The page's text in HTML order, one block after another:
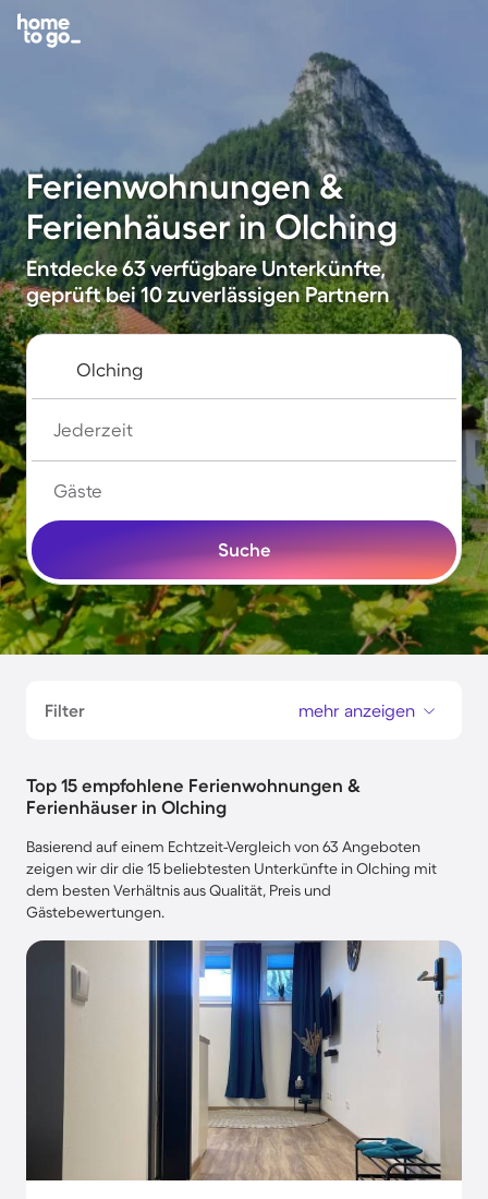
Ferienwohnungen &
Ferienhäuser in Olching
Entdecke 63 verfügbare Unterkünfte,
geprüft bei 10 zuverlässigen Partnern
Jederzeit
Gäste
Suche
Filter mehr anzeigen
Top 15 empfohlene Ferienwohnungen &
Ferienhäuser in Olching
Basierend auf einem Echtzeit-Vergleich von 63 Angeboten
zeigen wir dir die 15 beliebtesten Unterkünfte in Olching mit
dem besten Verhältnis aus Qualität, Preis und
Gästebewertungen.